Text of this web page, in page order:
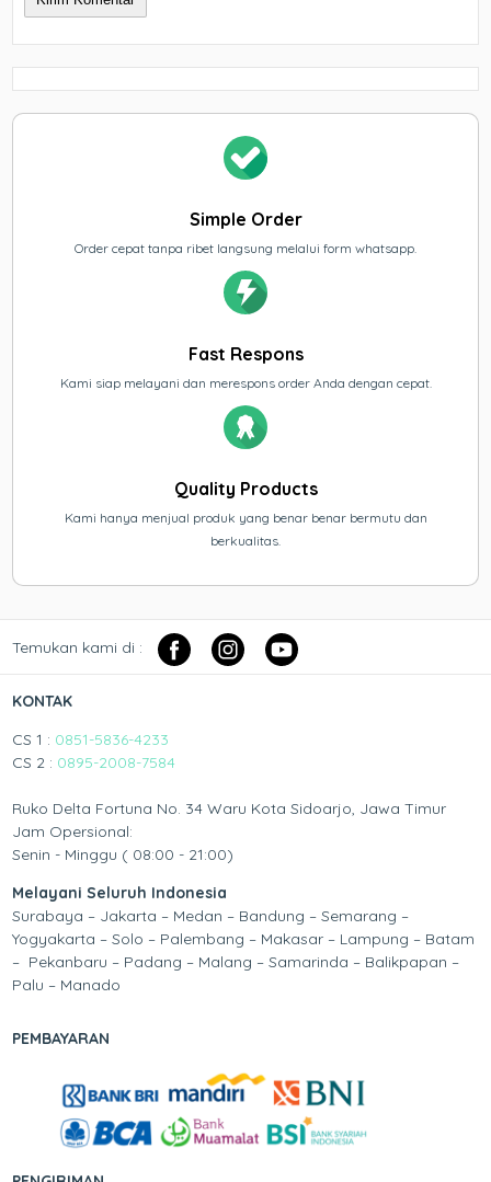
Simple Order
Order cepat tanpa ribet langsung melalui form whatsapp.
Fast Respons
Kami siap melayani dan merespons order Anda dengan cepat.
Quality Products
Kami hanya menjual produk yang benar benar bermutu dan
berkualitas.
Temukan kami di :
KONTAK
CS 1 : 0851-5836-4233
CS 2 : 0895-2008-7584
Ruko Delta Fortuna No. 34 Waru Kota Sidoarjo, Jawa Timur
Jam Opersional:
Senin - Minggu ( 08:00 - 21:00)
Melayani Seluruh Indonesia
Surabaya – Jakarta – Medan – Bandung – Semarang –
Yogyakarta – Solo – Palembang – Makasar – Lampung – Batam
– Pekanbaru – Padang – Malang – Samarinda – Balikpapan –
Palu – Manado
PEMBAYARAN